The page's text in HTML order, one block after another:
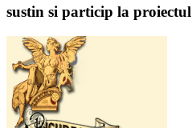
sustin si particip la proiectul